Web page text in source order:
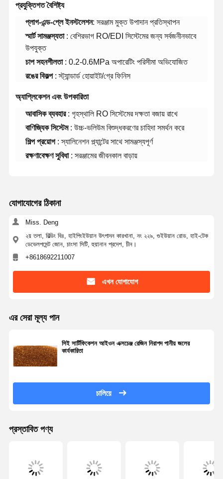
প্রযুক্তিগত বৈশিষ্ট্য
প্লাগ-এন্ড-প্লে ইনস্টলেশন: সরঞ্জাম মুক্ত উপাদান প্রতিস্থাপন
স্মার্ট সামঞ্জস্যতা : বেশিরভাগ RO/EDI সিস্টেমের জন্য সর্বজনীনভাবে
উপযুক্ত
চাপ সহনশীলতা : 0.2-0.6MPa অপারেটিং পরিসীমা অভিযোজিত
রঙের বিকল্প : স্ট্যান্ডার্ড হোয়াইট/গ্রে ফিনিস
অ্যাপ্লিকেশন এবং উপকারিতা
আবাসিক ব্যবহার : গৃহস্থালি RO সিস্টেমের দক্ষতা বজায় রাখে
বাণিজ্যিক সিস্টেম : উচ্চ-ভলিউম বিশুদ্ধকরণের চাহিদা সমর্থন করে
শিল্প প্রয়োগ : স্যালিনেশন প্ল্যান্টের সাথে সামঞ্জস্যপূর্ণ
রক্ষণাবেক্ষণ সুবিধা : সরঞ্জামের জীবনকাল বাড়ায়
যোগাযোগের ঠিকানা
Miss. Deng
২য় তলা, বিল্ডিং বি৪, হাইপিংইউয়ান উৎপাদন কারখানা, নং ২২৯, গুইউয়ান রোড, হাই-টেক
ডেভেলপমেন্ট জোন, চাংসা সিটি, হুয়ানান প্রদেশ, চীন।
+8618692211007
এখন যোগাযোগ
এর সেরা মূল্য পান
সিই সার্টিফিকেশন আইওন এক্সচেঞ্জ রেজিন নিরাপদ পানীয় জলের
কার্যকারিতা
চালিয়ে
প্রস্তাবিত পণ্য